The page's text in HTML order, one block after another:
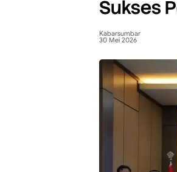
Sukses
Kabarsumbar
30 Mei 2026